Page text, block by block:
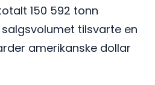
150 592 tonn
tilsvarte en
amerikanske dollar